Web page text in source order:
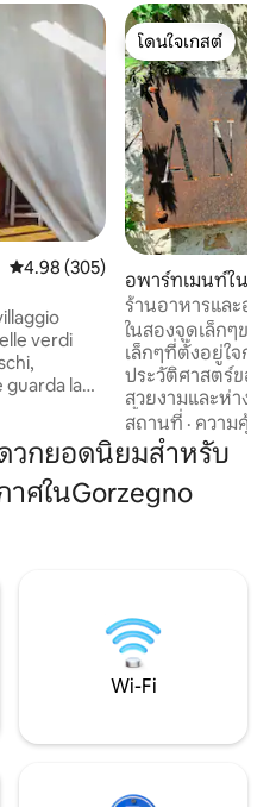
คะแนนเฉลี่ย 4.98 จาก 5, 305 รีวิว
4.98 (305)
verdi
guarda la
uno dei
da
โดนใจเกสต์
โดนใจเกสต์
อพาร์ทเมนท์ใน
ร้านอาหารและอพ
ในสองจุดเล็กๆขอ
เล็กๆที่ตั้งอยู่ใจกล
ประวัติศาสตร์ของ
สวยงามและห่างจ
ทั้งหมดเพียงไม่กี่เ
สะดวกสบายทั้งหม
ระยะสั้นและสำหรั
กับวันพักผ่อนมาก
ของเราตั้งอยู่ที่ชั้น
สถานที่ · ความคุ้ม
วกยอดนิยมสำหรับ
ศในGorzegno
Wi-Fi